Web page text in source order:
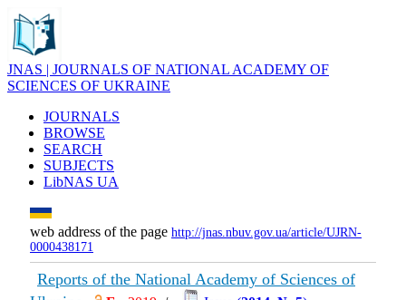
JNAS | JOURNALS OF NATIONAL ACADEMY OF
SCIENCES OF UKRAINE
JOURNALS
BROWSE
SEARCH
SUBJECTS
LibNAS UA
web address of the page http://jnas.nbuv.gov.ua/article/UJRN-
0000438171
Reports of the National Academy of Sciences of